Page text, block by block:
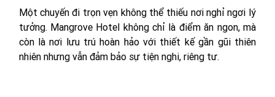
Một chuyến đi trọn vẹn không thể thiếu nơi nghỉ ngơi lý
tưởng. Mangrove Hotel không chỉ là điểm ăn ngon, mà
còn là nơi lưu trú hoàn hảo với thiết kế gần gũi thiên
nhiên nhưng vẫn đảm bảo sự tiện nghi, riêng tư.